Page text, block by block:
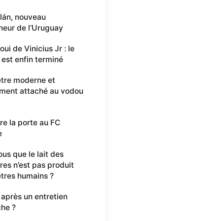
nouveau
de l’Uruguay
de Vinicius Jr : le
enfin terminé
moderne et
attaché au vodou
la porte au FC
que le lait des
n’est pas produit
humains ?
un entretien
?